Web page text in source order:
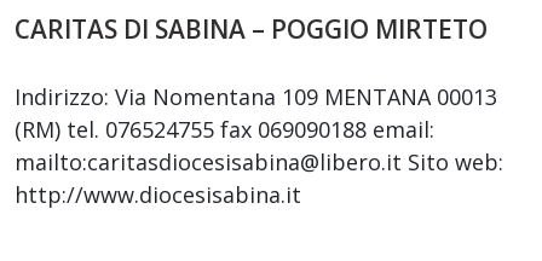
CARITAS DI SABINA – POGGIO MIRTETO
Indirizzo: Via Nomentana 109 MENTANA 00013
(RM) tel. 076524755 fax 069090188 email:
mailto:caritasdiocesisabina@libero.it Sito web:
http://www.diocesisabina.it